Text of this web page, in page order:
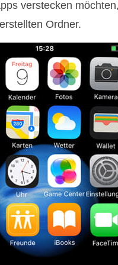
verstecken
Ordner.